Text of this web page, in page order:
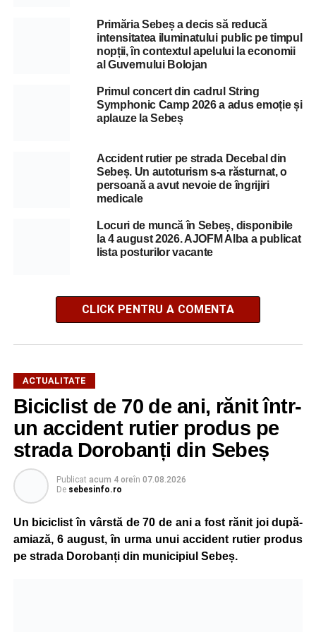
Primăria Sebeș a decis să reducă
intensitatea iluminatului public pe timpul
nopții, în contextul apelului la economii
al Guvernului Bolojan
Primul concert din cadrul String
Symphonic Camp 2026 a adus emoție și
aplauze la Sebeș
Accident rutier pe strada Decebal din
Sebeș. Un autoturism s-a răsturnat, o
persoană a avut nevoie de îngrijiri
medicale
Locuri de muncă în Sebeș, disponibile
la 4 august 2026. AJOFM Alba a publicat
lista posturilor vacante
CLICK PENTRU A COMENTA
ACTUALITATE
Biciclist de 70 de ani, rănit într-
un accident rutier produs pe
strada Dorobanți din Sebeș
Publicat acum 4 oreîn 07.08.2026
De sebesinfo.ro
Un biciclist în vârstă de 70 de ani a fost rănit joi după-
amiază, 6 august, în urma unui accident rutier produs
pe strada Dorobanți din municipiul Sebeș.